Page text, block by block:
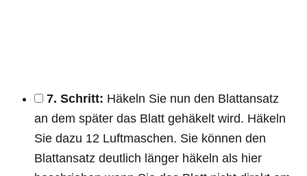
7. Schritt: Häkeln Sie nun den Blattansatz
an dem später das Blatt gehäkelt wird. Häkeln
Sie dazu 12 Luftmaschen. Sie können den
Blattansatz deutlich länger häkeln als hier